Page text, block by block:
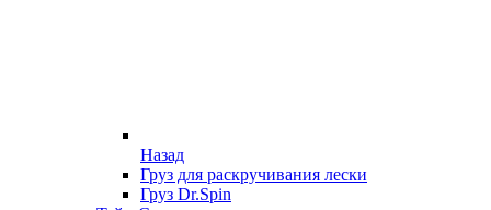
Назад
Груз для раскручивания лески
Груз Dr.Spin